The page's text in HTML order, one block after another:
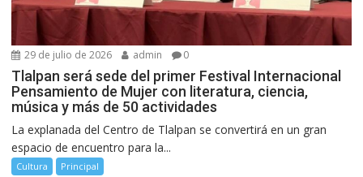
29 de julio de 2026 admin 0
Tlalpan será sede del primer Festival Internacional
Pensamiento de Mujer con literatura, ciencia,
música y más de 50 actividades
La explanada del Centro de Tlalpan se convertirá en un gran
espacio de encuentro para la...
Cultura Principal